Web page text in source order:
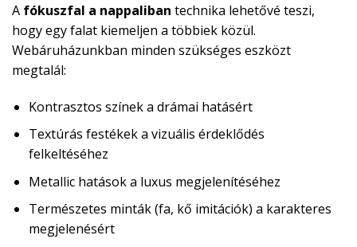
A fókuszfal a nappaliban technika lehetővé teszi,
hogy egy falat kiemeljen a többiek közül.
Webáruházunkban minden szükséges eszközt
megtalál:
Kontrasztos színek a drámai hatásért
Textúrás festékek a vizuális érdeklődés
felkeltéséhez
Metallic hatások a luxus megjelenítéséhez
Természetes minták (fa, kő imitációk) a karakteres
megjelenésért